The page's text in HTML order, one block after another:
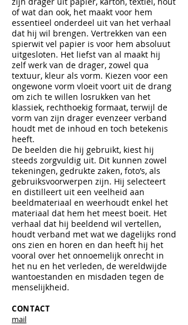
of wat dan ook, het maakt voor hem
essentieel onderdeel uit van het verhaal
dat hij wil brengen. Vertrekken van een
spierwit vel papier is voor hem absoluut
uitgesloten. Het liefst van al maakt hij
zelf werk van de drager, zowel qua
textuur, kleur als vorm. Kiezen voor een
ongewone vorm vloeit voort uit de drang
om zich te willen losrukken van het
klassiek, rechthoekig formaat, terwijl de
vorm van zijn drager evenzeer verband
houdt met de inhoud en toch betekenis
heeft.
De beelden die hij gebruikt, kiest hij
steeds zorgvuldig uit. Dit kunnen zowel
tekeningen, gedrukte zaken, foto’s, als
gebruiksvoorwerpen zijn. Hij selecteert
en distilleert uit een veelheid aan
beeldmateriaal en weerhoudt enkel het
materiaal dat hem het meest boeit. Het
verhaal dat hij beeldend wil vertellen,
houdt verband met wat we dagelijks rond
ons zien en horen en dan heeft hij het
vooral over het onnoemelijk onrecht in
het nu en het verleden, de wereldwijde
wantoestanden en misdaden tegen de
menselijkheid.
CONTACT
mail